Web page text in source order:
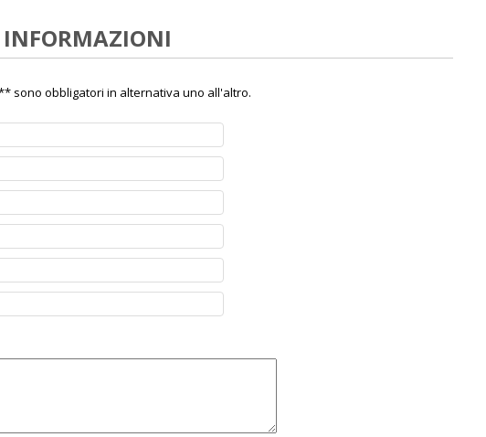
INFORMAZIONI
sono obbligatori in alternativa uno all'altro.